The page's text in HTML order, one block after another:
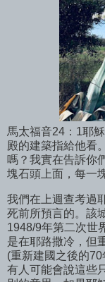
馬太福音24：1耶
殿的建築指給他看
嗎？我實在告訴你
塊石頭上面，每一
我們在上週查考過
死前所預言的。該
1948/9年第二次世
是在耶路撒冷，但
(重新建國之後的70
有人可能會說這些